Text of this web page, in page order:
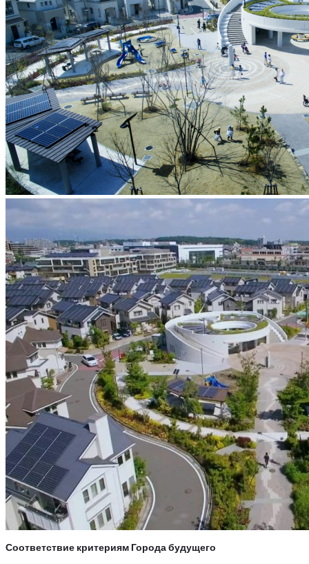
Соответствие критериям Города будущего